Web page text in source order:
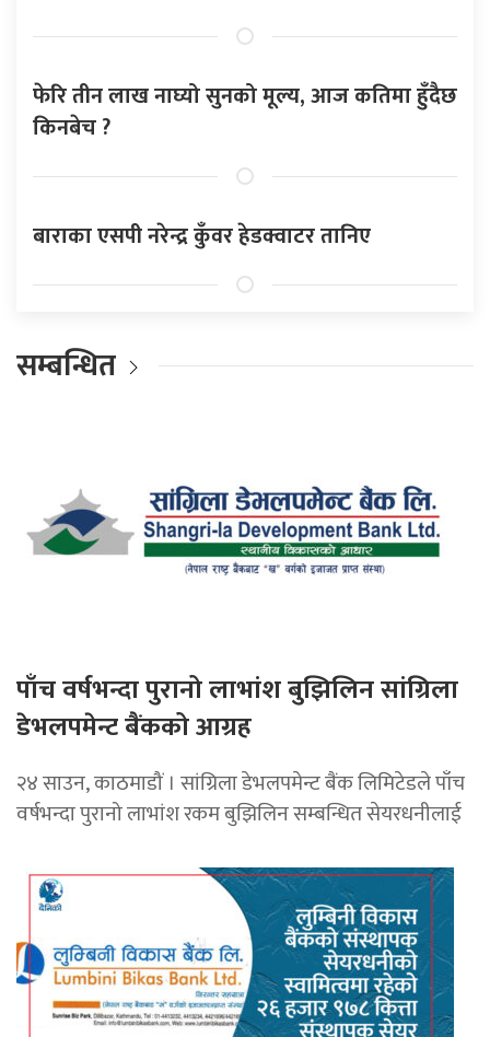
फेरि तीन लाख नाघ्यो सुनको मूल्य, आज कतिमा हुँदैछ
किनबेच ?
बाराका एसपी नरेन्द्र कुँवर हेडक्वाटर तानिए
सम्बन्धित
पाँच वर्षभन्दा पुरानो लाभांश बुझिलिन सांग्रिला
डेभलपमेन्ट बैंकको आग्रह
२४ साउन, काठमाडौं । सांग्रिला डेभलपमेन्ट बैंक लिमिटेडले पाँच
वर्षभन्दा पुरानो लाभांश रकम बुझिलिन सम्बन्धित सेयरधनीलाई